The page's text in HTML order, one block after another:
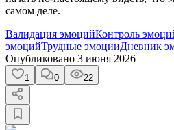
самом деле.
Валидация эмоцийКонтроль
эмоцийТрудные эмоцииДневник
Опубликовано 3 июня 2026
1 0 22